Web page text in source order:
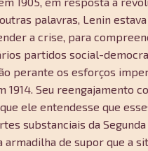
palavras, Lenin
a crise, para
partidos social-
perante os esforços
1914. Seu reengajamento
ele entendesse que
substanciais da
armadilha de supor que a